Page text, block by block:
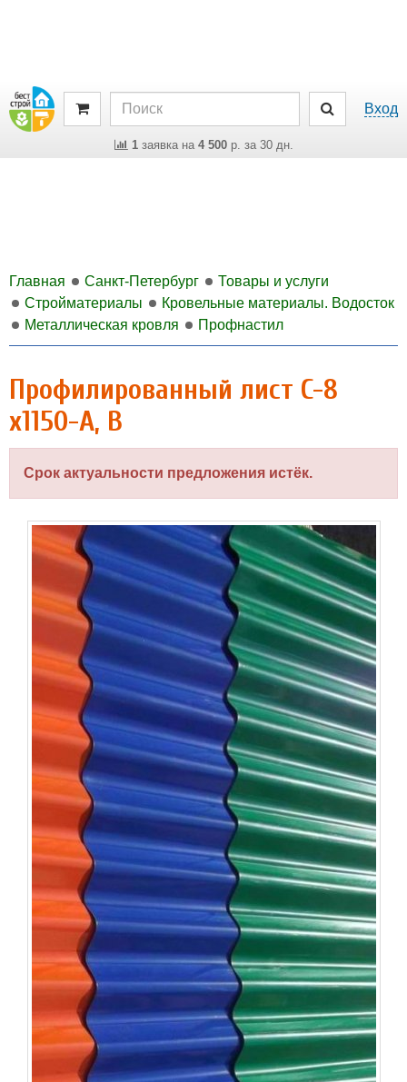
Вход
1заявка на 4 500р. за 30 дн.
Главная Санкт-Петербург
Товары и услуги
Стройматериалы
Кровельные материалы. Водосток
Металлическая кровля
Профнастил
Профилированный лист C-8
х1150-A, B
Срок актуальности предложения истёк.